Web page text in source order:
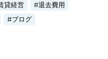
貸経営
退去費用
ブログ